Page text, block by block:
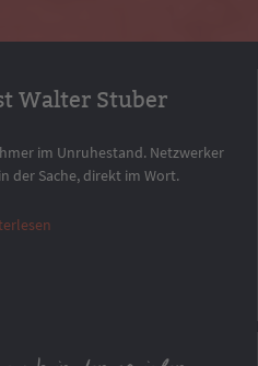
Walter Stuber
im Unruhestand. Netzwerker
der Sache, direkt im Wort.